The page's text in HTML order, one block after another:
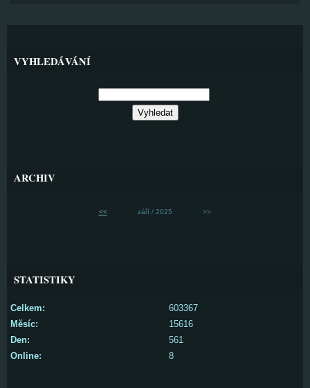
VYHLEDÁVÁNÍ
ARCHIV
<< září / 2025 >>
STATISTIKY
Online: 8
Celkem:
603367
Měsíc:
15616
Den:
561